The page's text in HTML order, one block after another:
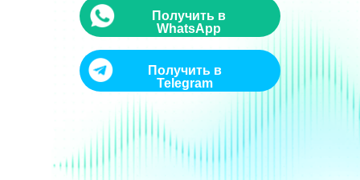
Получить в
Telegram
Получить в
WhatsApp